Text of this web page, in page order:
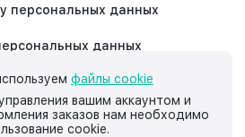
персональных данных
данных
данных третьим
файлы cookie
вашим аккаунтом и
заказов нам необходимо
cookie.